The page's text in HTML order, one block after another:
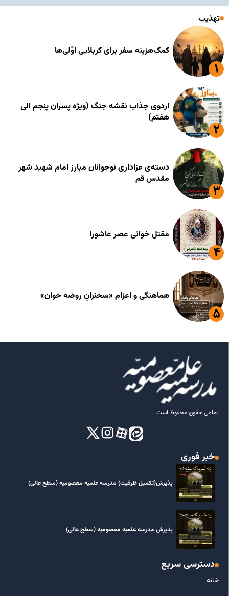
تهذیب
کمک‌هزینه سفر برای کربلایی اوّلی‌ها
اردوی جذاب نقشه جنگ (ویژه پسران پنجم الی
هفتم)
دسته‌ی عزاداری نوجوانان مبارز امام شهید شهر
مقدس قم
مقتل خوانی عصر عاشورا
هماهنگی و اعزام «سخنرانِ روضه خوان»
تمامی حقوق محفوظ است
خبر فوری
پذیرش(تکمیل ظرفیت) مدرسه علمیه معصومیه‌ (سطح عالی)
پذیرش مدرسه علمیه معصومیه‌ (سطح عالی)
دسترسی سریع
خانه